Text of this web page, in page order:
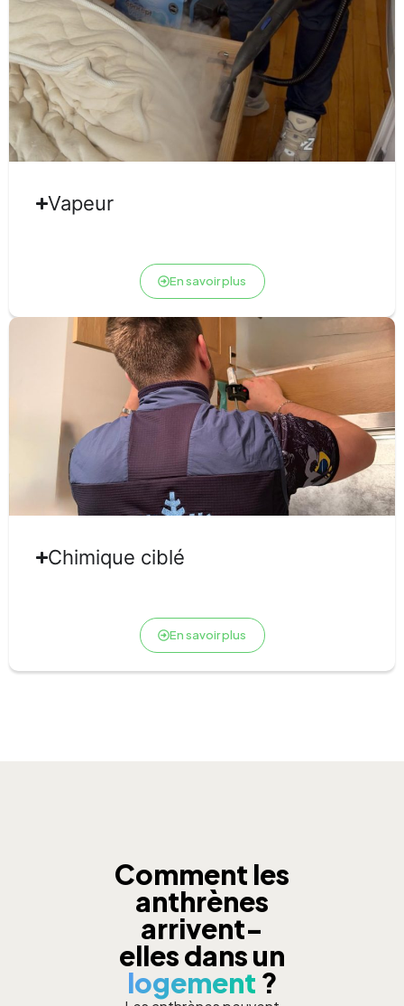
Vapeur
En savoir plus
Chimique ciblé
En savoir plus
Comment les
anthrènes
arrivent-
elles dans un
logement ?